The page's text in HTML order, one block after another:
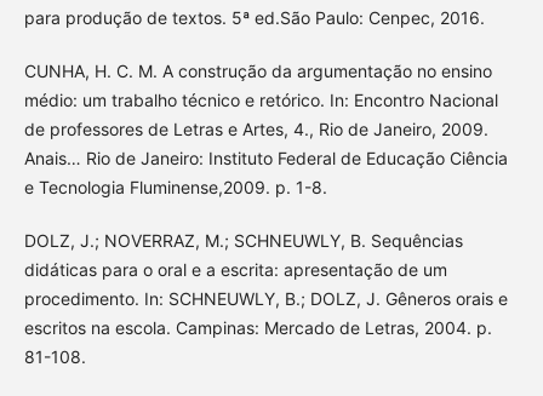
para produção de textos. 5ª ed.São Paulo: Cenpec, 2016.
CUNHA, H. C. M. A construção da argumentação no ensino
médio: um trabalho técnico e retórico. In: Encontro Nacional
de professores de Letras e Artes, 4., Rio de Janeiro, 2009.
Anais… Rio de Janeiro: Instituto Federal de Educação Ciência
e Tecnologia Fluminense,2009. p. 1-8.
DOLZ, J.; NOVERRAZ, M.; SCHNEUWLY, B. Sequências
didáticas para o oral e a escrita: apresentação de um
procedimento. In: SCHNEUWLY, B.; DOLZ, J. Gêneros orais e
escritos na escola. Campinas: Mercado de Letras, 2004. p.
81-108.